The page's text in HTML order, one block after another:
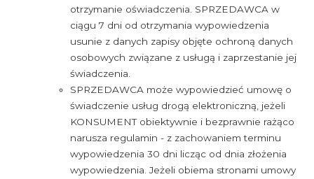
otrzymanie oświadczenia. SPRZEDAWCA w
ciągu 7 dni od otrzymania wypowiedzenia
usunie z danych zapisy objęte ochroną danych
osobowych związane z usługą i zaprzestanie jej
świadczenia.
SPRZEDAWCA może wypowiedzieć umowę o
świadczenie usług drogą elektroniczną, jeżeli
KONSUMENT obiektywnie i bezprawnie rażąco
narusza regulamin - z zachowaniem terminu
wypowiedzenia 30 dni licząc od dnia złożenia
wypowiedzenia. Jeżeli obiema stronami umowy